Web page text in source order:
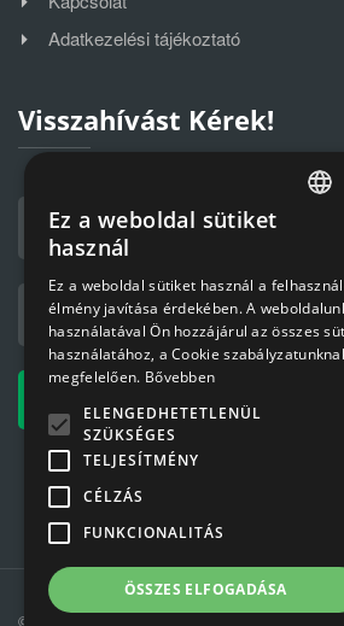
Adatkezelési tájékoztató
Visszahívást Kérek!
© 2019 MÁV-REC Hulladékkezelési,
Ez a weboldal sütiket
használ
Ez a weboldal sütiket használ a
élmény javítása érdekében. A
használatával Ön hozzájárul az összes
használatához, a Cookie
megfelelően. Bővebben
ELENGEDHETETLENÜL
SZÜKSÉGES
TELJESÍTMÉNY
CÉLZÁS
FUNKCIONALITÁS
ÖSSZES ELFOGADÁSA